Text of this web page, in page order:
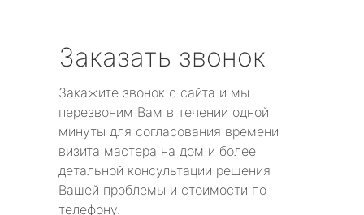
Заказать звонок
Закажите звонок с сайта и мы
перезвоним Вам в течении одной
минуты для согласования времени
визита мастера на дом и более
детальной консультации решения
Вашей проблемы и стоимости по
телефону.